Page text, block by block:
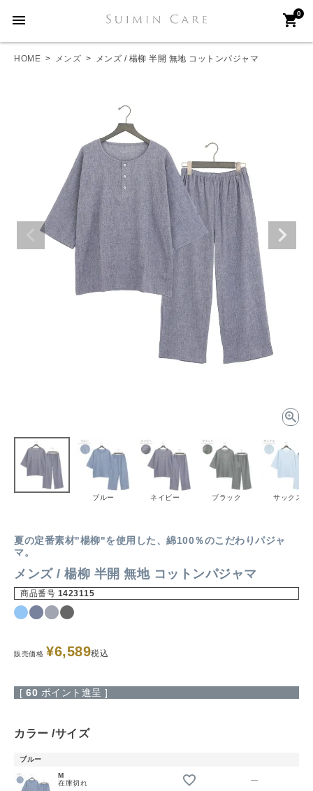
menu 0
shopping_cart
HOME メンズ メンズ / 楊柳 半開 無地 コットンパジャマ
ブルー ネイビー ブラック サックス
夏の定番素材"楊柳"を使用した、綿100％のこだわりパジャ
マ。
メンズ / 楊柳 半開 無地 コットンパジャマ
商品番号 1423115
販売価格 ¥6,589税込
[ 60 ポイント進呈 ]
カラー サイズ
ブルー
M
在庫切れ
—